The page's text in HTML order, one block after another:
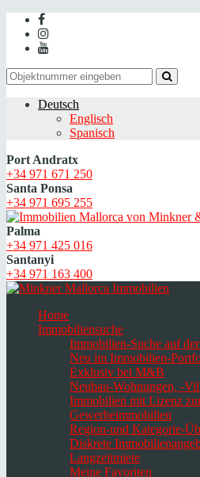
Deutsch
Englisch
Spanisch
Port Andratx
+34 971 671 250
Santa Ponsa
+34 971 695 255
Palma
+34 971 425 016
Santanyi
+34 971 163 400
Home
Immobiliensuche
Immobilien-Suche auf
Neu im Immobilien-
Exklusiv bei M&B
Neubau-Wohnungen, -
Immobilien mit Lizenz
Gewerbeimmobilien
Region-und Kategorie-
Diskrete
Langzeitmiete
Meine Favoriten